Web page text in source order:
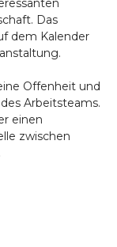
Das
dem Kalender
Offenheit und
Arbeitsteams.
einen
zwischen